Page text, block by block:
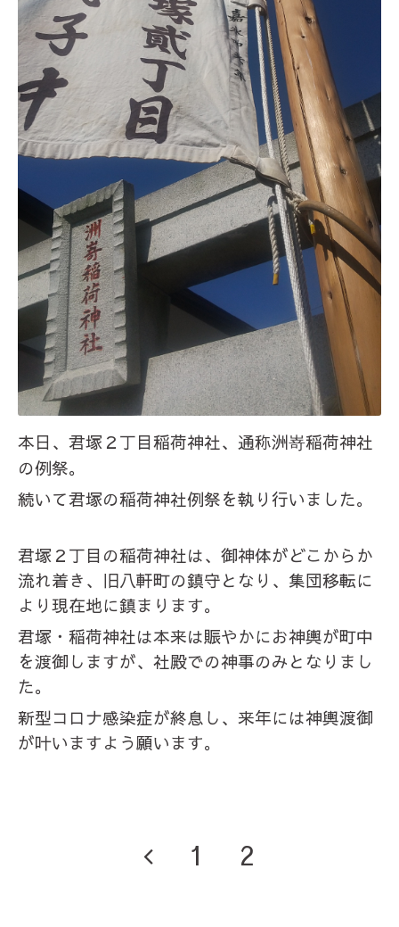
本日、君塚２丁目稲荷神社、通称洲嵜稲荷神社
の例祭。
続いて君塚の稲荷神社例祭を執り行いました。
君塚２丁目の稲荷神社は、御神体がどこからか
流れ着き、旧八軒町の鎮守となり、集団移転に
より現在地に鎮まります。
君塚・稲荷神社は本来は賑やかにお神輿が町中
を渡御しますが、社殿での神事のみとなりまし
た。
新型コロナ感染症が終息し、来年には神輿渡御
が叶いますよう願います。
1 2